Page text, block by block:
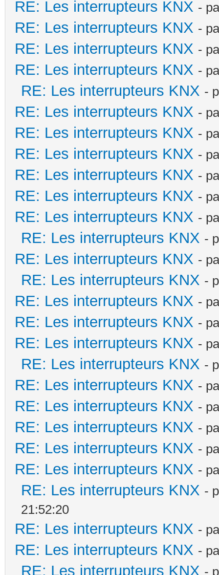
RE: Les interrupteurs KNX -
RE: Les interrupteurs KNX -
RE: Les interrupteurs KNX -
RE: Les interrupteurs KNX -
RE: Les interrupteurs KNX -
RE: Les interrupteurs KNX -
RE: Les interrupteurs KNX -
RE: Les interrupteurs KNX -
RE: Les interrupteurs KNX -
RE: Les interrupteurs KNX -
RE: Les interrupteurs KNX -
RE: Les interrupteurs KNX -
RE: Les interrupteurs KNX -
RE: Les interrupteurs KNX -
RE: Les interrupteurs KNX -
RE: Les interrupteurs KNX -
RE: Les interrupteurs KNX -
RE: Les interrupteurs KNX -
RE: Les interrupteurs KNX -
RE: Les interrupteurs KNX -
RE: Les interrupteurs KNX -
RE: Les interrupteurs KNX -
RE: Les interrupteurs KNX -
RE: Les interrupteurs KNX -
21:52:20
RE: Les interrupteurs KNX -
RE: Les interrupteurs KNX -
RE: Les interrupteurs KNX -